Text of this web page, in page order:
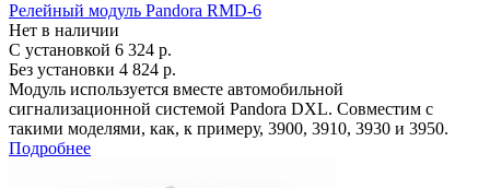
Релейный модуль Pandora RMD-6
Нет в наличии
С установкой 6 324 р.
Без установки 4 824 р.
Модуль используется вместе автомобильной
сигнализационной системой Pandora DXL. Совместим с
такими моделями, как, к примеру, 3900, 3910, 3930 и 3950.
Подробнее